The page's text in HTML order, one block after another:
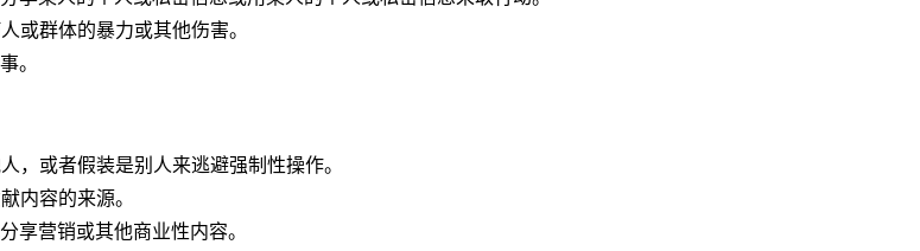
或群体的暴力或其他伤害。
。
，或者假装是别人来逃避强制性操作。
内容的来源。
享营销或其他商业性内容。